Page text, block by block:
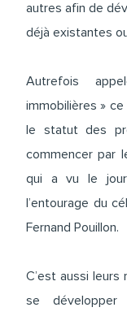
autres afin de
déjà existantes
Autrefois
immobilières »
le statut des
commencer par
qui a vu le
l’entourage du
Fernand Pouillon.
C’est aussi
se développer